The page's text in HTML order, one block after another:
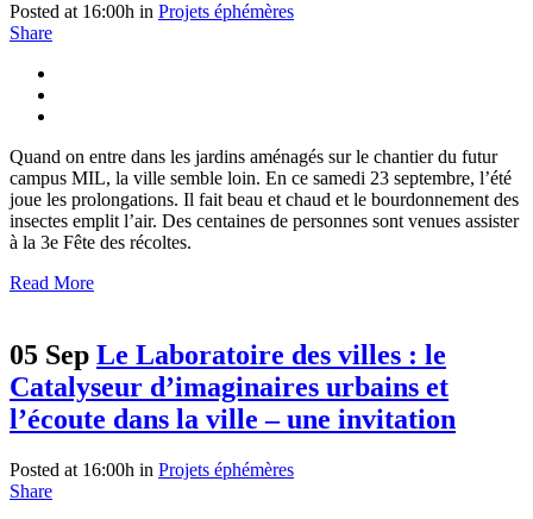
Posted at 16:00h in Projets éphémères
Share
Quand on entre dans les jardins aménagés sur le chantier du futur
campus MIL, la ville semble loin. En ce samedi 23 septembre, l’été
joue les prolongations. Il fait beau et chaud et le bourdonnement des
insectes emplit l’air. Des centaines de personnes sont venues assister
à la 3e Fête des récoltes.
Read More
05 Sep Le Laboratoire des villes : le
Catalyseur d’imaginaires urbains et
l’écoute dans la ville – une invitation
Posted at 16:00h in Projets éphémères
Share